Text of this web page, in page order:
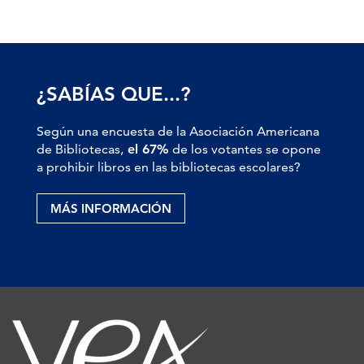
¿SABÍAS QUE...?
Según una encuesta de la Asociación Americana
de Bibliotecas, el 67% de los votantes se opone
a prohibir libros en las bibliotecas escolares?
MÁS INFORMACIÓN